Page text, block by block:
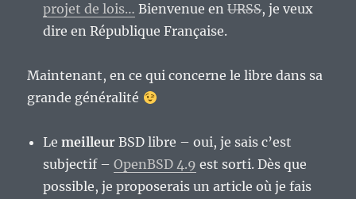
projet de lois… Bienvenue enURSS, je veux
dire en République Française.
Maintenant, en ce qui concerne le libre dans sa
grande généralité
Lemeilleur BSD libre – oui, je sais c’est
subjectif –OpenBSD 4.9 est sorti. Dès que
possible, je proposerais un article où je fais